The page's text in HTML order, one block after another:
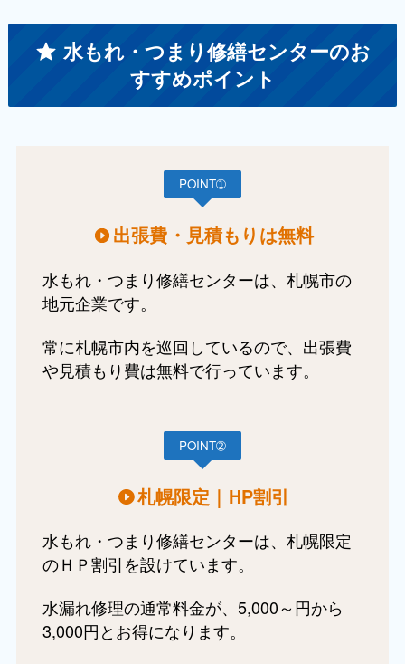
水もれ・つまり修繕センターのお
すすめポイント
POINT➀
出張費・見積もりは無料
水もれ・つまり修繕センターは、札幌市の
地元企業です。
常に札幌市内を巡回しているので、出張費
や見積もり費は無料で行っています。
POINT➁
札幌限定｜HP割引
水もれ・つまり修繕センターは、札幌限定
のＨＰ割引を設けています。
水漏れ修理の通常料金が、5,000～円から
3,000円とお得になります。